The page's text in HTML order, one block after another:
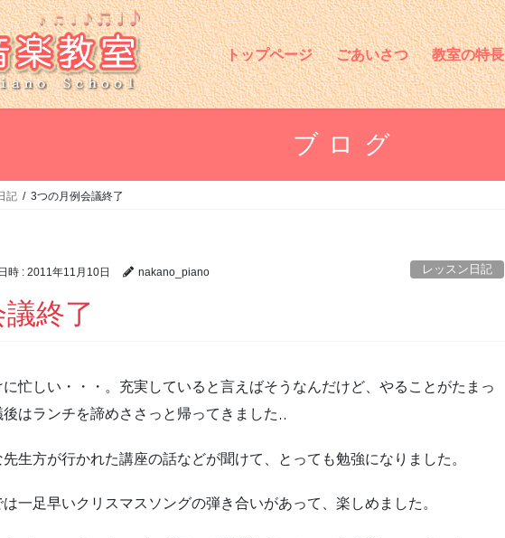
トップページ ごあいさつ 教室の特長
ブログ
記 3つの月例会議終了
時 : 2011年11月10日 nakano_piano レッスン日記
終了
忙しい・・・。充実していると言えばそうなんだけど、やることがたまっ
はランチを諦めささっと帰ってきました
生方が行かれた講座の話などが聞けて、とっても勉強になりました。
一足早いクリスマスソングの弾き合いがあって、楽しめました。